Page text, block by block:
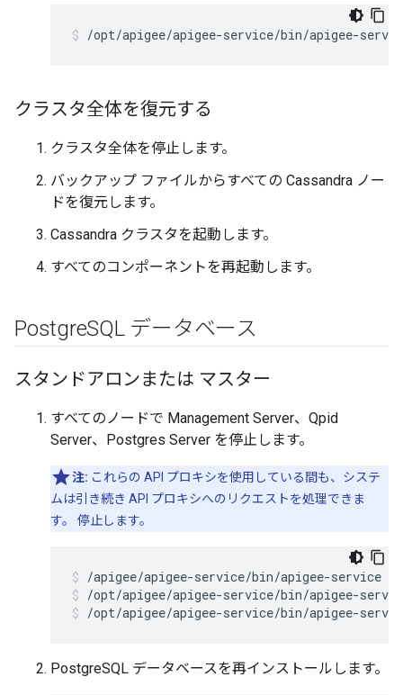
/opt/apigee/apigee-service/bin/apigee-
クラスタ全体を復元する
クラスタ全体を停止します。
バックアップ ファイルからすべての Cassandra ノー
ドを復元します。
Cassandra クラスタを起動します。
すべてのコンポーネントを再起動します。
PostgreSQL データベース
スタンドアロンまたは マスター
すべてのノードで Management Server、Qpid
Server、Postgres Server を停止します。
注: これらの API プロキシを使用している間も、システ
ムは引き続き API プロキシへのリクエストを処理できま
す。 停止します。
/opt/apigee/apigee-service/bin/apigee-
/opt/apigee/apigee-service/bin/apigee-
PostgreSQL データベースを再インストールします。